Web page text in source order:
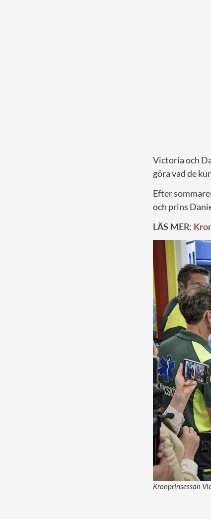
Victoria och
göra vad de
Efter
och prins
LÄS MER:
Kronprinsessan